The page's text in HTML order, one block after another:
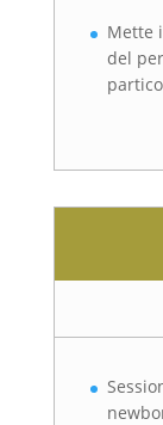
Mette
del